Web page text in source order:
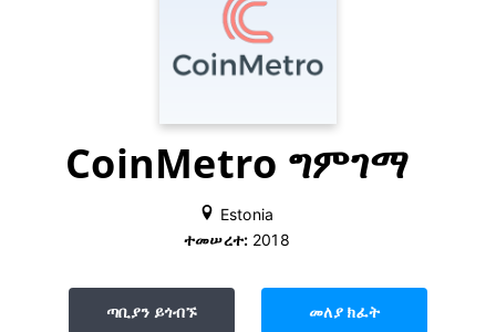
CoinMetro ግምገማ
Estonia
ተመሠረተ: 2018
ጣቢያን ይጎብኙ መለያ ክፈት